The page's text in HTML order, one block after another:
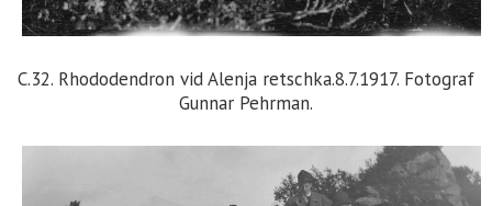
C.32. Rhododendron vid Alenja retschka.8.7.1917. Fotograf
Gunnar Pehrman.